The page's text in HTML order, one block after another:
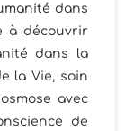
dans
à découvrir
dans la
la Vie, soin
avec
de